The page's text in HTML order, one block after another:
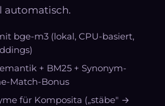
automatisch.
bge-m3 (lokal, CPU-basiert,
+ BM25 + Synonym-
Match-Bonus
für Komposita („stäbe" →